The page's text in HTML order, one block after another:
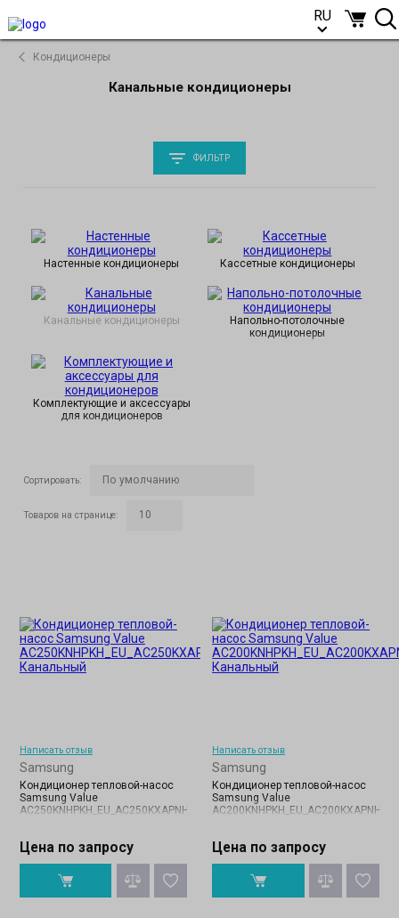
RU
Кондиционеры
Канальные кондиционеры
ФИЛЬТР
Настенные кондиционеры Кассетные кондиционеры
Канальные кондиционеры
Напольно-потолочные
кондиционеры
Комплектующие и аксессуары
для кондиционеров
Сортировать:
Товаров на странице:
Написать отзыв
Samsung
Кондиционер тепловой-насос
Samsung Value
AC250KNHPKH_EU_AC250KXAPNH_EU
Цена по запросу
Написать отзыв
Samsung
Кондиционер тепловой-насос
Samsung Value
AC200KNHPKH_EU_AC200KXAPNH_EU
Цена по запросу